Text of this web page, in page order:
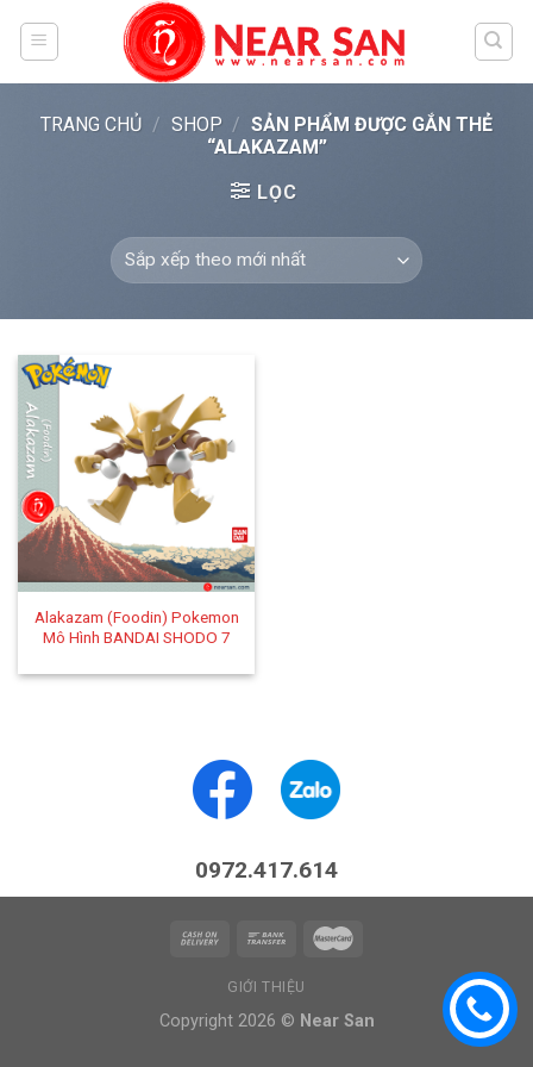
TRANG CHỦ / SHOP / SẢN PHẨM ĐƯỢC GẮN THẺ
“ALAKAZAM”
LỌC
Alakazam (Foodin) Pokemon
Mô Hình BANDAI SHODO 7
0972.417.614
GIỚI THIỆU
Copyright 2026 © Near San